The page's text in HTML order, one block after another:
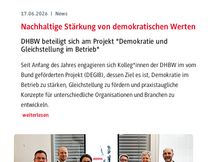
17.06.2026 | News
Nachhaltige Stärkung von demokratischen Werten
DHBW beteiligt sich am Projekt "Demokratie und
Gleichstellung im Betrieb"
Seit Anfang des Jahres engagieren sich Kolleg*innen der DHBW im vom
Bund geförderten Projekt (DEGIB), dessen Ziel es ist, Demokratie im
Betrieb zu stärken, Gleichstellung zu fördern und praxistaugliche
Konzepte für unterschiedliche Organisationen und Branchen zu
entwickeln.
weiterlesen